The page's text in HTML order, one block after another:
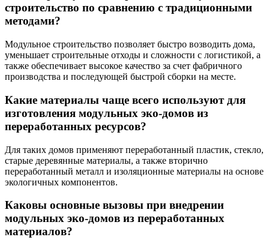
строительство по сравнению с традиционными
методами?
Модульное строительство позволяет быстро возводить дома,
уменьшает строительные отходы и сложности с логистикой, а
также обеспечивает высокое качество за счет фабричного
производства и последующей быстрой сборки на месте.
Какие материалы чаще всего используют для
изготовления модульных эко-домов из
переработанных ресурсов?
Для таких домов применяют переработанный пластик, стекло,
старые деревянные материалы, а также вторично
переработанный металл и изоляционные материалы на основе
экологичных компонентов.
Каковы основные вызовы при внедрении
модульных эко-домов из переработанных
материалов?